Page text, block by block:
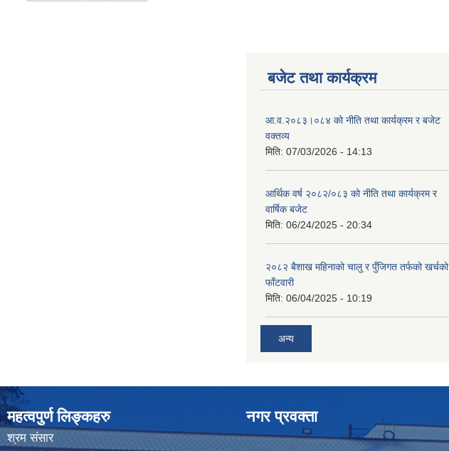
बजेट तथा कार्यक्रम
आ.व.२०८३।०८४ को नीति तथा कार्यक्रम र बजेट
वक्तव्य
मिति: 07/03/2026 - 14:13
आर्थिक वर्ष २०८२/०८३ को नीति तथा कार्यक्रम र
वार्षिक बजेट
मिति: 06/24/2025 - 20:34
२०८२ बैशाख महिनाको चालु र पुँजिगत तर्फको खर्चको
फाँटवारी
मिति: 06/04/2025 - 10:19
अन्य
महत्वपुर्ण लिङ्कहरु
श्रम संसार
नगर प्रवक्ता